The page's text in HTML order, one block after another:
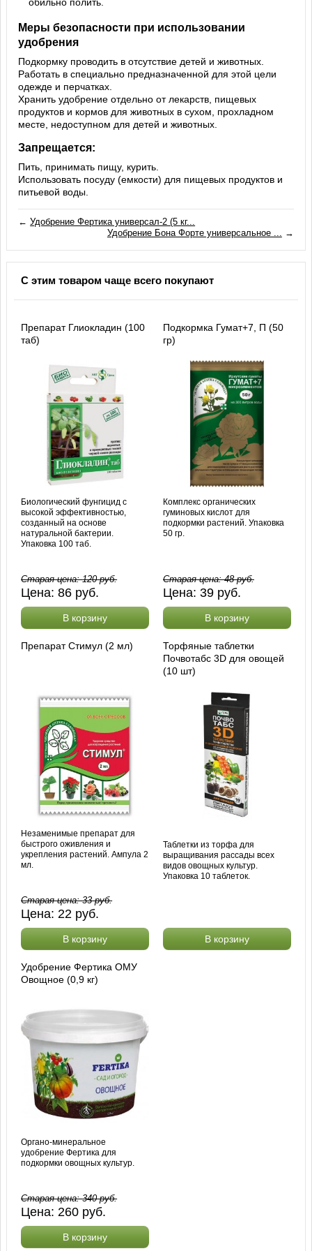
Меры безопасности при использовании
удобрения
Подкормку проводить в отсутствие детей и животных.
Работать в специально предназначенной для этой цели
одежде и перчатках.
Хранить удобрение отдельно от лекарств, пищевых
продуктов и кормов для животных в сухом, прохладном
месте, недоступном для детей и животных.
Запрещается:
Пить, принимать пищу, курить.
Использовать посуду (емкости) для пищевых продуктов и
питьевой воды.
←Удобрение Фертика универсал-2 (5 кг...
Удобрение Бона Форте универсальное ...
→
С этим товаром чаще всего покупают
Препарат Глиокладин (100
таб)
Биологический фунгицид с
высокой эффективностью,
созданный на основе
натуральной бактерии.
Упаковка 100 таб.
Старая цена:120руб.
Цена:86 руб.
В корзину
Подкормка Гумат+7, П (50
гр)
Комплекс органических
гуминовых кислот для
подкормки растений. Упаковка
50 гр.
Старая цена:48руб.
Цена: 39 руб.
В корзину
Препарат Стимул (2 мл)
Незаменимые препарат для
быстрого оживления и
укрепления растений. Ампула 2
мл.
Старая цена:33руб.
Цена:22 руб.
В корзину
Торфяные таблетки
Почвотабс 3D для овощей
(10 шт)
Таблетки из торфа для
выращивания рассады всех
видов овощных культур.
Упаковка 10 таблеток.
В корзину
Удобрение Фертика ОМУ
Овощное (0,9 кг)
Органо-минеральное
удобрение Фертика для
подкормки овощных культур.
Старая цена:340руб.
Цена:260 руб.
В корзину